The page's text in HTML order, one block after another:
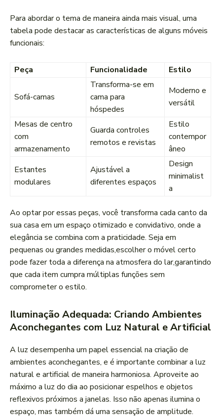
Para ​abordar ⁢o tema ⁢de maneira ainda mais visual, uma
tabela pode destacar as características de alguns móveis
funcionais:
Peça Funcionalidade Estilo
Sofá-camas
Transforma-se⁤ em
cama para
hóspedes
Moderno e
versátil
Mesas de centro
com
armazenamento
Guarda controles
remotos e revistas
Estilo
⁣contempor
âneo
Estantes
modulares
Ajustável ‍a
diferentes espaços
Design⁤
minimalist
a
Ao optar por essas peças, você transforma cada canto da
sua casa ⁢em ⁤um espaço otimizado e ⁤convidativo, onde a
elegância se combina com a praticidade.‌ Seja em
pequenas ou grandes medidas,escolher o móvel certo
pode fazer ⁤toda a diferença na atmosfera do lar,garantindo
que cada item cumpra ⁣múltiplas ‍funções sem
comprometer o estilo.
Iluminação Adequada: Criando Ambientes
Aconchegantes com Luz Natural e Artificial
A‍ luz desempenha um ‍papel essencial na criação de
ambientes aconchegantes, e ⁢é importante combinar a luz
natural ​e artificial de maneira ​harmoniosa. Aproveite ao
máximo a luz do dia ao posicionar espelhos e objetos
reflexivos próximos ⁢a janelas. Isso não apenas ilumina o
espaço, mas também dá uma sensação‍ de amplitude.